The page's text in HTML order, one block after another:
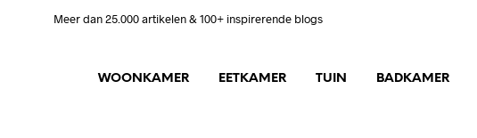
Meer dan 25.000 artikelen & 100+ inspirerende blogs
WOONKAMER EETKAMER TUIN BADKAMER